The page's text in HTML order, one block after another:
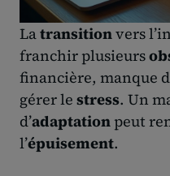
Latransitionvers
franchir plusieurs
financière, manque
gérer le stress. Un
d’adaptation peut
l’épuisement.